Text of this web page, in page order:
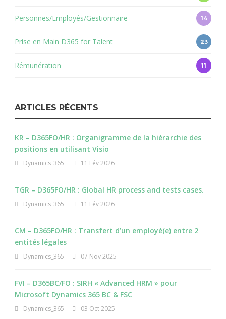
Personnes/Employés/Gestionnaire 14
Prise en Main D365 for Talent 23
Rémunération 11
ARTICLES RÉCENTS
KR – D365FO/HR : Organigramme de la hiérarchie des
positions en utilisant Visio
Dynamics_365 11 Fév 2026
TGR – D365FO/HR : Global HR process and tests cases.
Dynamics_365 11 Fév 2026
CM – D365FO/HR : Transfert d’un employé(e) entre 2
entités légales
Dynamics_365 07 Nov 2025
FVI – D365BC/FO : SIRH « Advanced HRM » pour
Microsoft Dynamics 365 BC & FSC
Dynamics_365 03 Oct 2025